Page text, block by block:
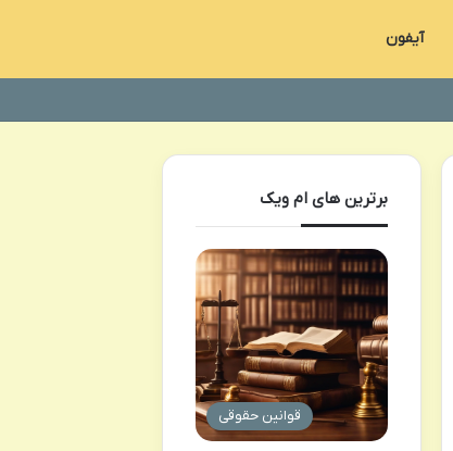
آیفون
برترین های ام ویک
قوانین حقوقی